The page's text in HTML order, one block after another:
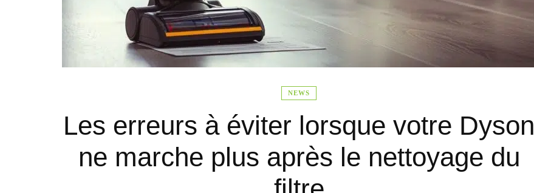
NEWS
Les erreurs à éviter lorsque votre Dyson
ne marche plus après le nettoyage du